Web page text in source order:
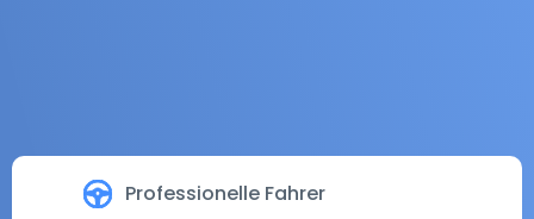
Professionelle Fahrer